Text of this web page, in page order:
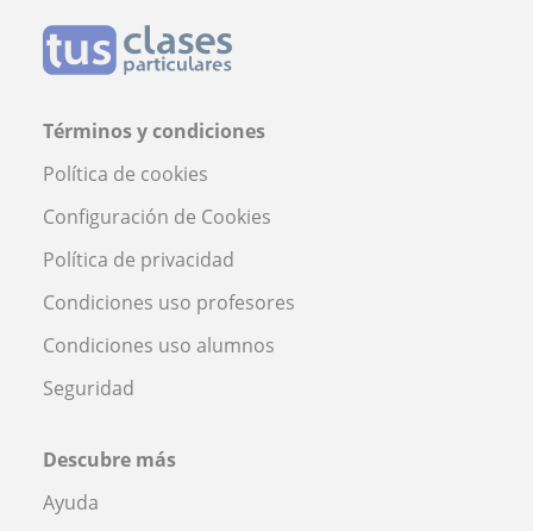
Términos y condiciones
Política de cookies
Configuración de Cookies
Política de privacidad
Condiciones uso profesores
Condiciones uso alumnos
Seguridad
Descubre más
Ayuda